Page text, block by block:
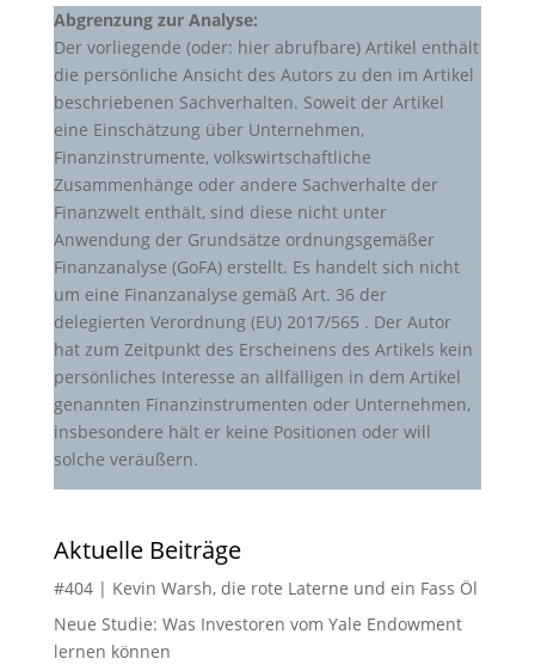
Abgrenzung zur Analyse:
Der vorliegende (oder: hier abrufbare) Artikel enthält
die persönliche Ansicht des Autors zu den im Artikel
beschriebenen Sachverhalten. Soweit der Artikel
eine Einschätzung über Unternehmen,
Finanzinstrumente, volkswirtschaftliche
Zusammenhänge oder andere Sachverhalte der
Finanzwelt enthält, sind diese nicht unter
Anwendung der Grundsätze ordnungsgemäßer
Finanzanalyse (GoFA) erstellt. Es handelt sich nicht
um eine Finanzanalyse gemäß Art. 36 der
delegierten Verordnung (EU) 2017/565 . Der Autor
hat zum Zeitpunkt des Erscheinens des Artikels kein
persönliches Interesse an allfälligen in dem Artikel
genannten Finanzinstrumenten oder Unternehmen,
insbesondere hält er keine Positionen oder will
solche veräußern.
Aktuelle Beiträge
#404 | Kevin Warsh, die rote Laterne und ein Fass Öl
Neue Studie: Was Investoren vom Yale Endowment
lernen können